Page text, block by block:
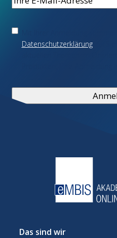
Mail*
Einwilligung
Datenschutzerklärungzu. Sie
Das sind wir